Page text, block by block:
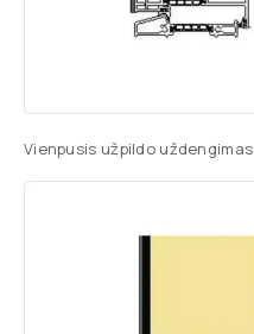
Vienpusis užpildo uždengimas